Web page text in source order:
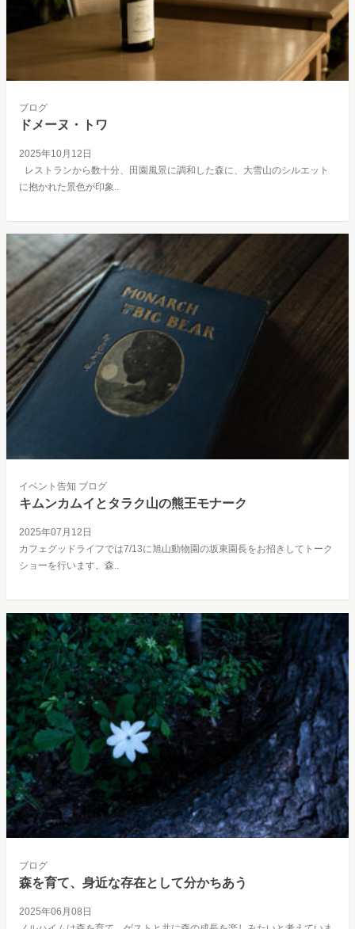
ブログ
ドメーヌ・トワ
2025年10月12日
レストランから数十分、田園風景に調和した森に、大雪山のシルエット
に抱かれた景色が印象..
イベント告知 ブログ
キムンカムイとタラク山の熊王モナーク
2025年07月12日
カフェグッドライフでは7/13に旭山動物園の坂東園長をお招きしてトーク
ショーを行います。森..
ブログ
森を育て、身近な存在として分かちあう
2025年06月08日